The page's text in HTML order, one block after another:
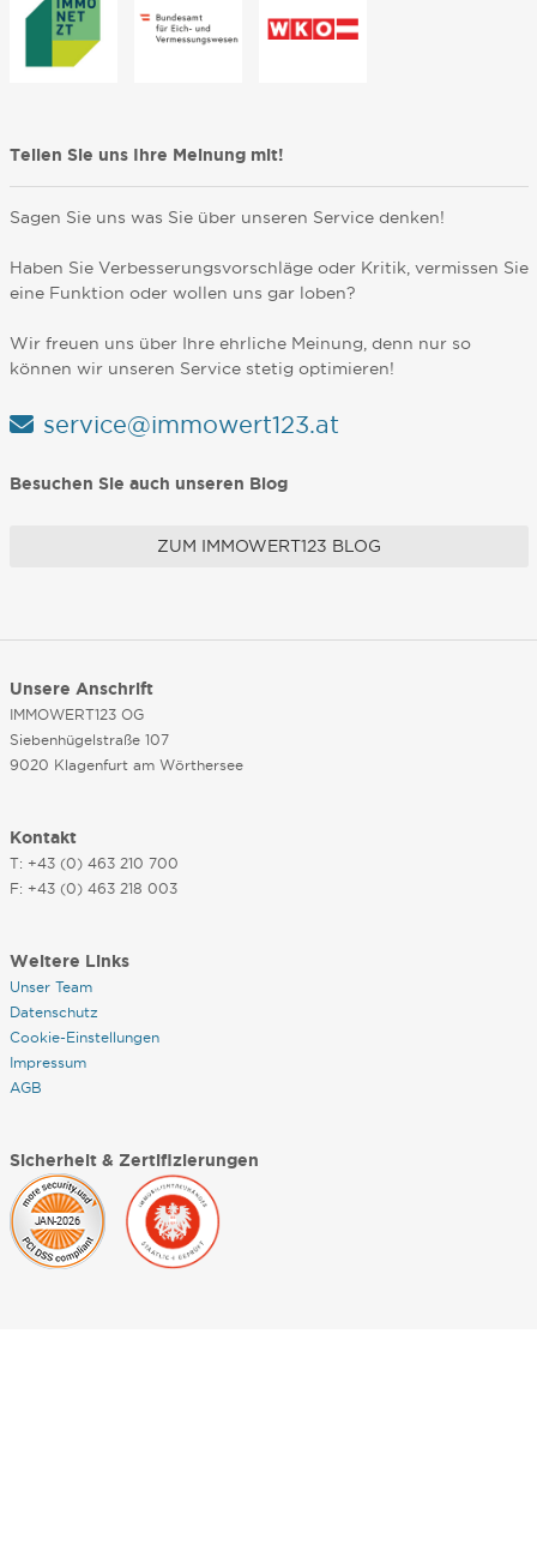
Teilen Sie uns Ihre Meinung mit!
Sagen Sie uns was Sie über unseren Service denken!
Haben Sie Verbesserungsvorschläge oder Kritik, vermissen Sie
eine Funktion oder wollen uns gar loben?
Wir freuen uns über Ihre ehrliche Meinung, denn nur so
können wir unseren Service stetig optimieren!
service@immowert123.at
Besuchen Sie auch unseren Blog
ZUM IMMOWERT123 BLOG
Unsere Anschrift
IMMOWERT123 OG
Siebenhügelstraße 107
9020 Klagenfurt am Wörthersee
Kontakt
T: +43 (0) 463 210 700
F: +43 (0) 463 218 003
Weitere Links
Unser Team
Datenschutz
Cookie-Einstellungen
Impressum
AGB
Sicherheit & Zertifizierungen